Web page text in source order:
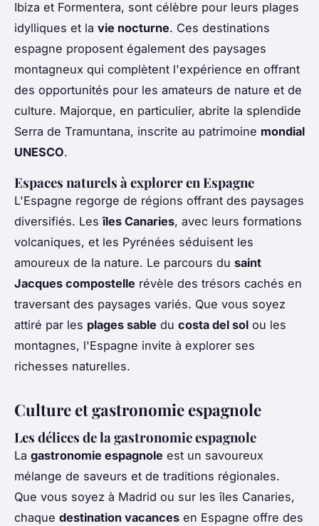
Ibiza et Formentera, sont célèbre pour leurs plages
idylliques et la vie nocturne. Ces destinations
espagne proposent également des paysages
montagneux qui complètent l'expérience en offrant
des opportunités pour les amateurs de nature et de
culture. Majorque, en particulier, abrite la splendide
Serra de Tramuntana, inscrite au patrimoine mondial
UNESCO.
Espaces naturels à explorer en Espagne
L'Espagne regorge de régions offrant des paysages
diversifiés. Lesîles Canaries, avec leurs formations
volcaniques, et les Pyrénées séduisent les
amoureux de la nature. Le parcours du saint
Jacques compostelle révèle des trésors cachés en
traversant des paysages variés. Que vous soyez
attiré par les plages sable du costa del sol ou les
montagnes, l'Espagne invite à explorer ses
richesses naturelles.
Culture et gastronomie espagnole
Les délices de la gastronomie espagnole
La gastronomie espagnole est un savoureux
mélange de saveurs et de traditions régionales.
Que vous soyez à Madrid ou sur les îles Canaries,
chaque destination vacances en Espagne offre des